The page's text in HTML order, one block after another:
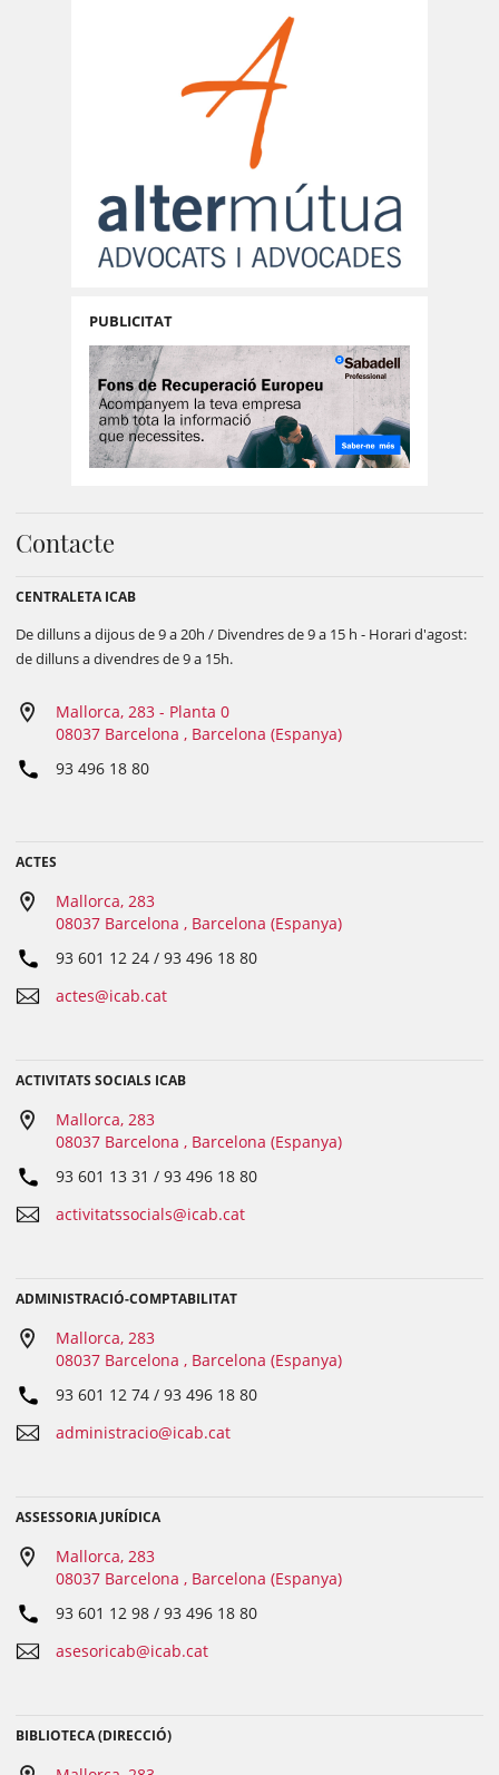
PUBLICITAT
Contacte
CENTRALETA ICAB
De dilluns a dijous de 9 a 20h / Divendres de 9 a 15 h - Horari d'agost:
de dilluns a divendres de 9 a 15h.
Mallorca, 283 - Planta 0
08037 Barcelona , Barcelona (Espanya)
93 496 18 80
ACTES
Mallorca, 283
08037 Barcelona , Barcelona (Espanya)
93 601 12 24 / 93 496 18 80
actes@icab.cat
ACTIVITATS SOCIALS ICAB
Mallorca, 283
08037 Barcelona , Barcelona (Espanya)
93 601 13 31 / 93 496 18 80
activitatssocials@icab.cat
ADMINISTRACIÓ-COMPTABILITAT
Mallorca, 283
08037 Barcelona , Barcelona (Espanya)
93 601 12 74 / 93 496 18 80
administracio@icab.cat
ASSESSORIA JURÍDICA
Mallorca, 283
08037 Barcelona , Barcelona (Espanya)
93 601 12 98 / 93 496 18 80
asesoricab@icab.cat
BIBLIOTECA (DIRECCIÓ)